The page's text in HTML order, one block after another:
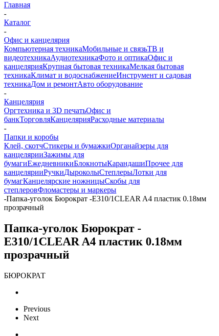
Главная
-
Каталог
-
Офис и канцелярия
Компьютерная техникаМобильные и связьТВ и
видеотехникаАудиотехникаФото и оптикаОфис и
канцелярияКрупная бытовая техникаМелкая бытовая
техникаКлимат и водоснабжениеИнструмент и садовая
техникаДом и ремонтАвто оборудование
-
Канцелярия
Оргтехника и 3D печатьОфис и
банкТорговляКанцелярияРасходные материалы
-
Папки и коробы
Клей, скотчСтикеры и бумажкиОрганайзеры для
канцелярииЗажимы для
бумагиЕжедневникиБлокнотыКарандашиПрочее для
канцелярииРучкиДыроколыСтеплерыЛотки для
бумагКанцелярские ножницыСкобы для
степлеровФломастеры и маркеры
-Папка-уголок Бюрократ -E310/1CLEAR A4 пластик 0.18мм
прозрачный
Папка-уголок Бюрократ -
E310/1CLEAR A4 пластик 0.18мм
прозрачный
БЮРОКРАТ
Previous
Next